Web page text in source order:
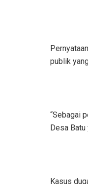
publik
“Sebagai
Desa
Kasus